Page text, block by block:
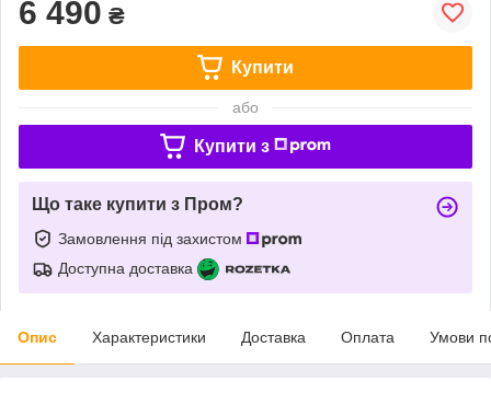
6 490 ₴
Купити
або
Купити з
Що таке купити з Пром?
Замовлення під захистом
Доступна доставка
Опис Характеристики Доставка Оплата Умови